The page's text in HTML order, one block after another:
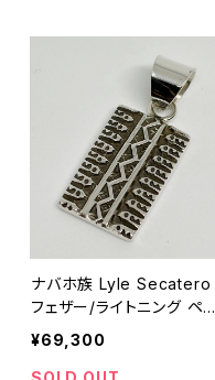
ナバホ族 Lyle Secatero
フェザー/ライトニング ペン
ダントトップ
¥69,300